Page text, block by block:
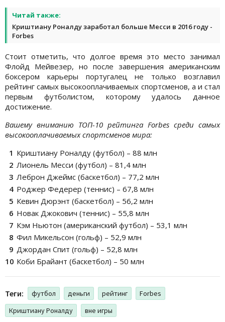
Читай также:
Криштиану Роналду заработал больше Месси в 2016 году -
Forbes
Стоит отметить, что долгое время это место занимал
Флойд Мейвезер, но после завершения американским
боксером карьеры португалец не только возглавил
рейтинг самых высокооплачиваемых спортсменов, а и стал
первым футболистом, которому удалось данное
достижение.
Вашему вниманию ТОП-10 рейтинга Forbes среди самых
высокооплачиваемых спортсменов мира:
Криштиану Роналду (футбол) – 88 млн
Лионель Месси (футбол) – 81,4 млн
Леброн Джеймс (баскетбол) – 77,2 млн
Роджер Федерер (теннис) – 67,8 млн
Кевин Дюрэнт (баскетбол) – 56,2 млн
Новак Джокович (теннис) – 55,8 млн
Кэм Ньютон (американский футбол) – 53,1 млн
Фил Микельсон (гольф) – 52,9 млн
Джордан Спит (гольф) – 52,8 млн
Коби Брайант (баскетбол) – 50 млн
Теги: футбол деньги рейтинг
Forbes
Криштиану Роналду
вне игры